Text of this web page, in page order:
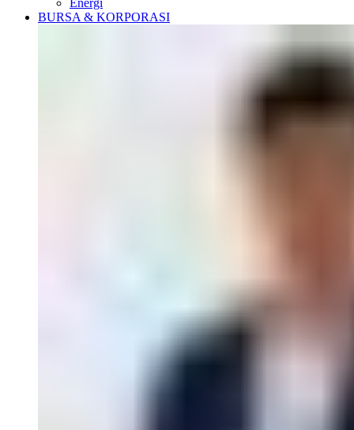
Energi
BURSA & KORPORASI